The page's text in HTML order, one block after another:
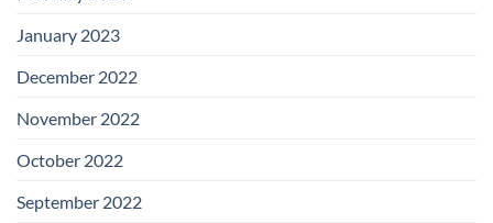
January 2023
December 2022
November 2022
October 2022
September 2022